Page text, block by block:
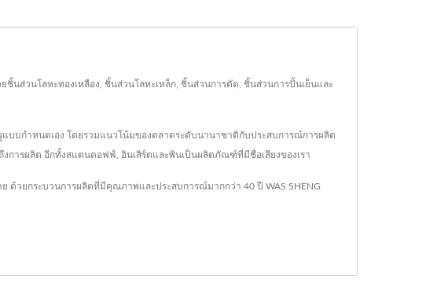
ชิ้นส่วนโลหะทองเหลือง, ชิ้นส่วนโลหะเหล็ก, ชิ้นส่วนการตัด, ชิ้นส่วนการปั้นเย็นและ
แบบกำหนดเอง โดยรวมแนวโน้มของตลาดระดับนานาชาติกับประสบการณ์การผลิต
งการผลิต อีกทั้งสแตนดอฟฟ์, อินเสิร์ตและพินเป็นผลิตภัณฑ์ที่มีชื่อเสียงของเรา
วยกระบวนการผลิตที่มีคุณภาพและประสบการณ์มากกว่า 40 ปี WAS SHENG